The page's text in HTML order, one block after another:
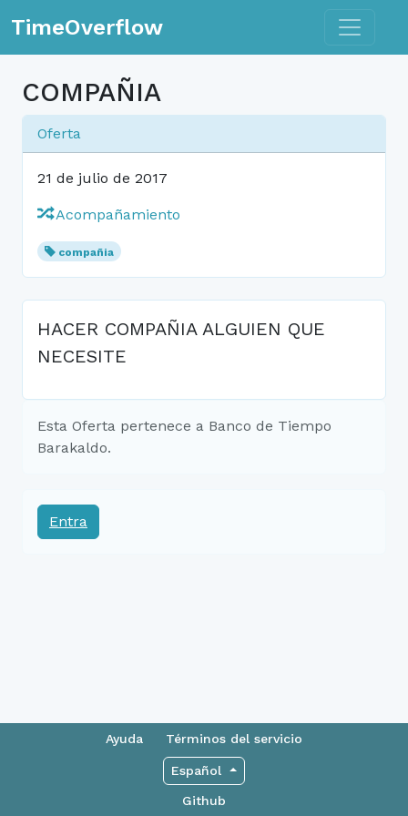
TimeOverflow Toggle
COMPAÑIA
Oferta
21 de julio de 2017
Acompañamiento
compañia
HACER COMPAÑIA ALGUIEN QUE
NECESITE
Esta Oferta pertenece a Banco de Tiempo
Barakaldo.
Entra
Ayuda Términos del servicio
Español
Github